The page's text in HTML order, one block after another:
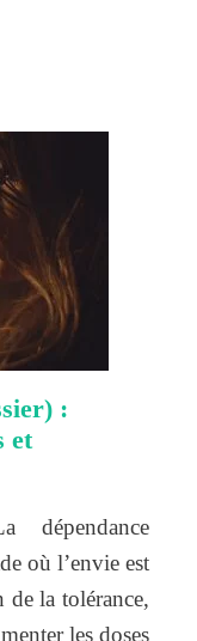
:
et
dépendance
où l’envie est
de la tolérance,
les doses